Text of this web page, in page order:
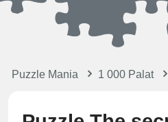
Puzzle Mania 1 000 Palat